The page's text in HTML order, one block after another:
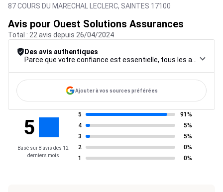
87 COURS DU MARECHAL LECLERC, SAINTES 17100
Avis pour Ouest Solutions Assurances
Total : 22 avis depuis 26/04/2024
Des avis authentiques
Ajouter à vos sources préférées
5
Basé sur 8 avis des 12
derniers mois
5
91%
4
5%
3
5%
2
0%
1
0%